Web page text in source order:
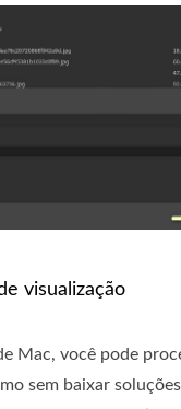
visualização
Mac, você pode
sem baixar